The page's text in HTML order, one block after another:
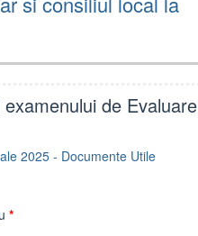
de Evaluare
2025 - Documente Utile
*